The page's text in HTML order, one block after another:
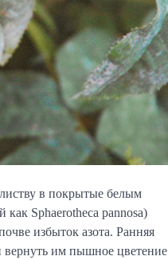
в покрытые белым
Sphaerotheca pannosa)
избыток азота. Ранняя
вернуть им пышное цветение